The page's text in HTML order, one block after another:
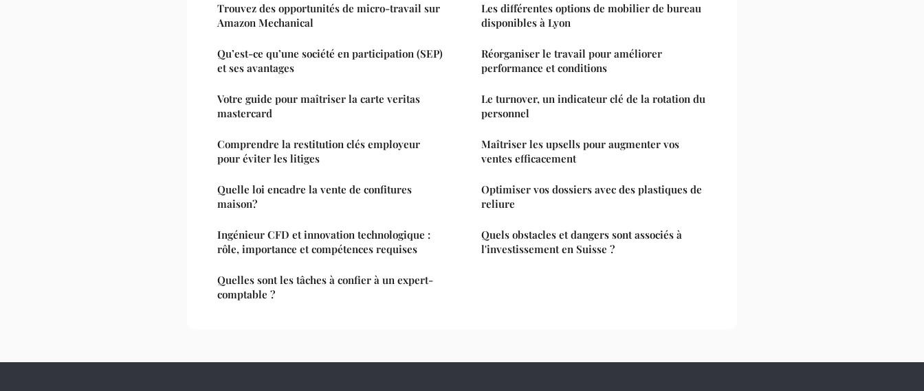
Trouvez des opportunités de micro-travail sur
Amazon Mechanical
Qu’est-ce qu’une société en participation (SEP)
et ses avantages
Votre guide pour maîtriser la carte veritas
mastercard
Comprendre la restitution clés employeur
pour éviter les litiges
Quelle loi encadre la vente de confitures
maison?
Ingénieur CFD et innovation technologique :
rôle, importance et compétences requises
Quelles sont les tâches à confier à un expert-
comptable ?
Les différentes options de mobilier de bureau
disponibles à Lyon
Réorganiser le travail pour améliorer
performance et conditions
Le turnover, un indicateur clé de la rotation du
personnel
Maîtriser les upsells pour augmenter vos
ventes efficacement
Optimiser vos dossiers avec des plastiques de
reliure
Quels obstacles et dangers sont associés à
l'investissement en Suisse ?